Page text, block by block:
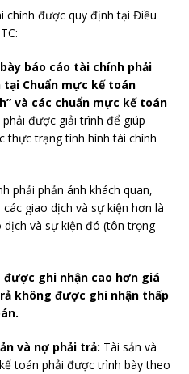
chính được quy định tại Điều
báo cáo tài chính phải
Chuẩn mực kế toán
và các chuẩn mực kế toán
được giải trình để giúp
thực trạng tình hình tài chính
phải phản ánh khách quan,
giao dịch và sự kiện hơn là
dịch và sự kiện đó (tôn trọng
được ghi nhận cao hơn giá
không được ghi nhận thấp
và nợ phải trả: Tài sản và
toán phải được trình bày theo